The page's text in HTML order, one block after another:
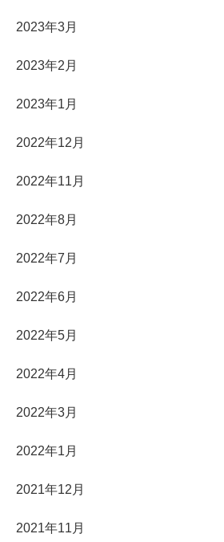
2023年3月
2023年2月
2023年1月
2022年12月
2022年11月
2022年8月
2022年7月
2022年6月
2022年5月
2022年4月
2022年3月
2022年1月
2021年12月
2021年11月